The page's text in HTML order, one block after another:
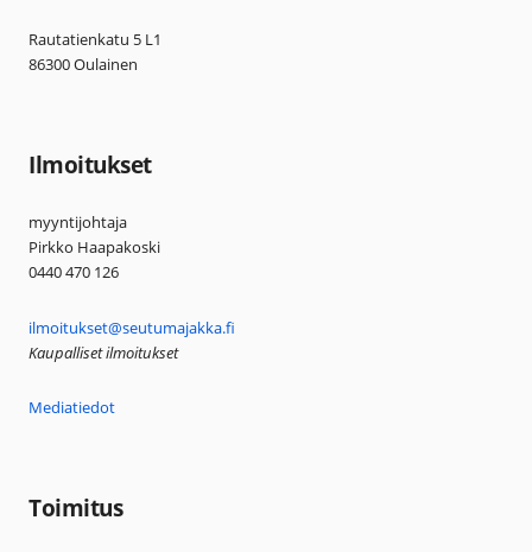
Rautatienkatu 5 L1
86300 Oulainen
Ilmoitukset
myyntijohtaja
Pirkko Haapakoski
0440 470 126
ilmoitukset@seutumajakka.fi
Kaupalliset ilmoitukset
Mediatiedot
Toimitus